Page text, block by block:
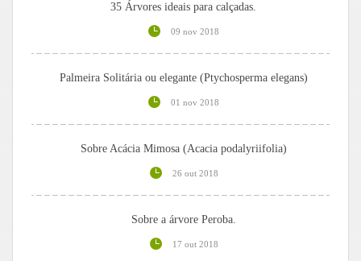
35 Árvores ideais para calçadas.
09 nov 2018
Palmeira Solitária ou elegante (Ptychosperma elegans)
01 nov 2018
Sobre Acácia Mimosa (Acacia podalyriifolia)
26 out 2018
Sobre a árvore Peroba.
17 out 2018